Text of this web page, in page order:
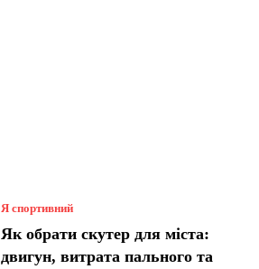
Я спортивний
Як обрати скутер для міста:
двигун, витрата пального та